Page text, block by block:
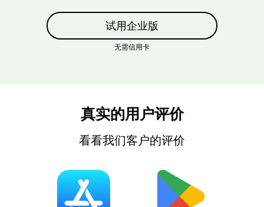
试用企业版
无需信用卡
真实的用户评价
看看我们客户的评价